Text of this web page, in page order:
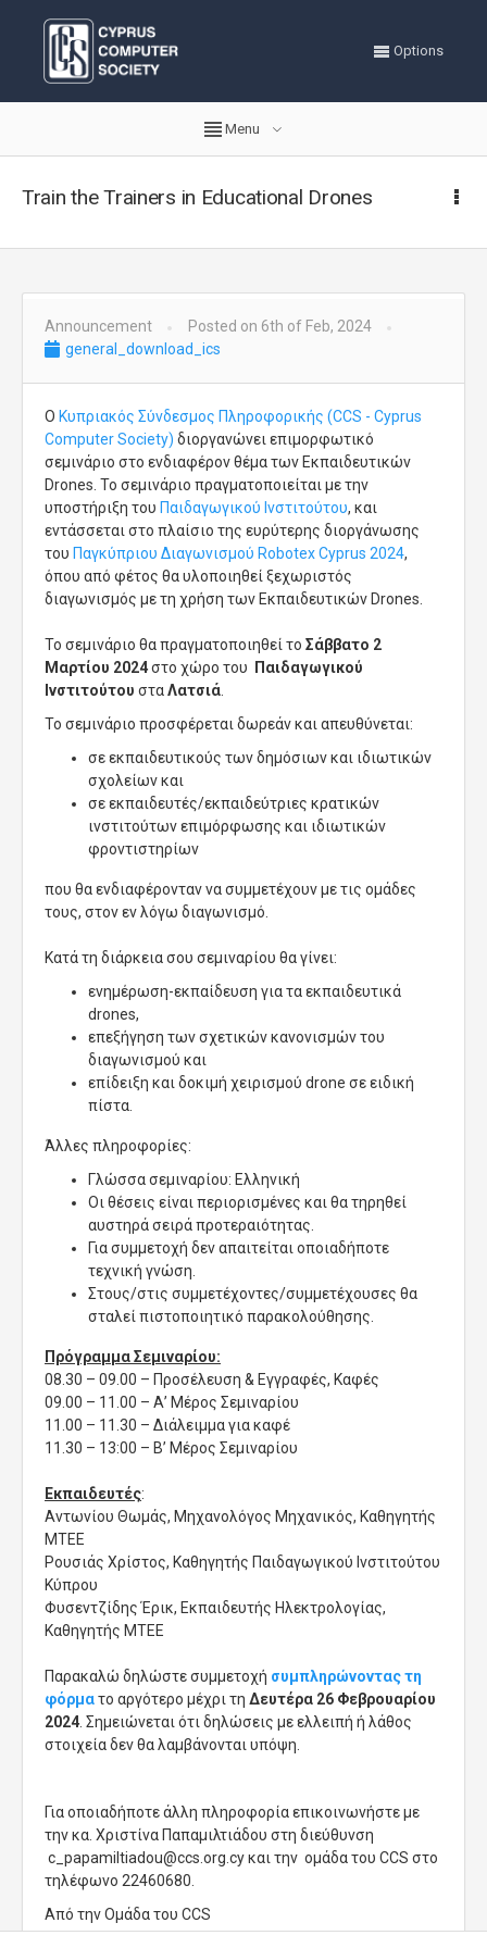
Options
Menu
Train the Trainers in Educational Drones
Announcement
Posted on 6th of Feb, 2024
general_download_ics
O Κυπριακός Σύνδεσμος Πληροφορικής (CCS - Cyprus
Computer Society) διοργανώνει επιμορφωτικό
σεμινάριο στο ενδιαφέρον θέμα των Eκπαιδευτικών
Drones. Το σεμινάριο πραγματοποιείται με την
υποστήριξη του Παιδαγωγικού Ινστιτούτου, και
εντάσσεται στο πλαίσιο της ευρύτερης διοργάνωσης
του Παγκύπριου Διαγωνισμού Robotex Cyprus 2024,
όπου από φέτος θα υλοποιηθεί ξεχωριστός
διαγωνισμός με τη χρήση των Εκπαιδευτικών Drones.
Το σεμινάριο θα πραγματοποιηθεί το Σάββατο 2
Μαρτίου 2024στο χώρο του
Παιδαγωγικού
Ινστιτούτου σταΛατσιά
Το σεμινάριο προσφέρεται δωρεάν και απευθύνεται:
σε εκπαιδευτικούς των δημόσιων και ιδιωτικών
σχολείων και
σε εκπαιδευτές/εκπαιδεύτριες κρατικών
ινστιτούτων επιμόρφωσης και ιδιωτικών
φροντιστηρίων
που θα ενδιαφέρονταν να συμμετέχουν με τις ομάδες
τους, στον εν λόγω διαγωνισμό.
Κατά τη διάρκεια σου σεμιναρίου θα γίνει:
ενημέρωση-εκπαίδευση για τα εκπαιδευτικά
drones,
επεξήγηση των σχετικών κανονισμών του
διαγωνισμού και
επίδειξη και δοκιμή χειρισμού drone σε ειδική
πίστα.
Άλλες πληροφορίες:
Γλώσσα σεμιναρίου: Ελληνική
Οι θέσεις είναι περιορισμένες και θα τηρηθεί
αυστηρά σειρά προτεραιότητας.
Για συμμετοχή δεν απαιτείται οποιαδήποτε
τεχνική γνώση.
Στους/στις συμμετέχοντες/συμμετέχουσες θα
σταλεί πιστοποιητικό παρακολούθησης.
Πρόγραμμα Σεμιναρίου:
08.30 – 09.00 – Προσέλευση & Εγγραφές, Καφές
09.00 – 11.00 – Α’ Μέρος Σεμιναρίου
11.00 – 11.30 – Διάλειμμα για καφέ
11.30 – 13:00 – Β’ Μέρος Σεμιναρίου
Εκπαιδευτές:
Αντωνίου Θωμάς, Μηχανολόγος Μηχανικός, Καθηγητής
ΜΤΕΕ
Ρουσιάς Χρίστος, Καθηγητής Παιδαγωγικού Ινστιτούτου
Κύπρου
Φυσεντζίδης Έρικ, Εκπαιδευτής Ηλεκτρολογίας,
Καθηγητής ΜΤΕΕ
Παρακαλώ δηλώστε συμμετοχή συμπληρώνοντας τη
φόρματο αργότερο μέχρι τη Δευτέρα 26 Φεβρουαρίου
2024 . Σημειώνεται ότι δηλώσεις με ελλειπή ή λάθος
στοιχεία δεν θα λαμβάνονται υπόψη.
Για οποιαδήποτε άλλη πληροφορία επικοινωνήστε με
την κα. Χριστίνα Παπαμιλτιάδου στη διεύθυνση
c_papamiltiadou@ccs.org.cyκαι την ομάδα του CCS στο
τηλέφωνο 22460680.
Από την Ομάδα του CCS